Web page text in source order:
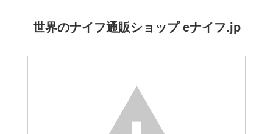
世界のナイフ通販ショップ eナイフ.jp